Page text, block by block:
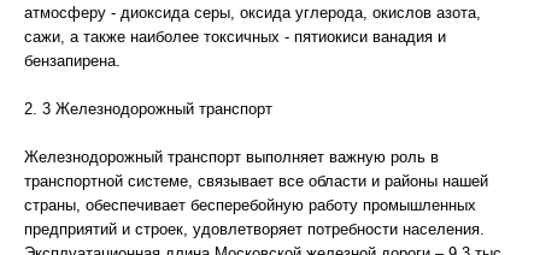
атмосферу - диоксида серы, оксида углерода, окислов азота,
сажи, а также наиболее токсичных - пятиокиси ванадия и
бензапирена.
2. 3 Железнодорожный транспорт
Железнодорожный транспорт выполняет важную роль в
транспортной системе, связывает все области и районы нашей
страны, обеспечивает бесперебойную работу промышленных
предприятий и строек, удовлетворяет потребности населения.